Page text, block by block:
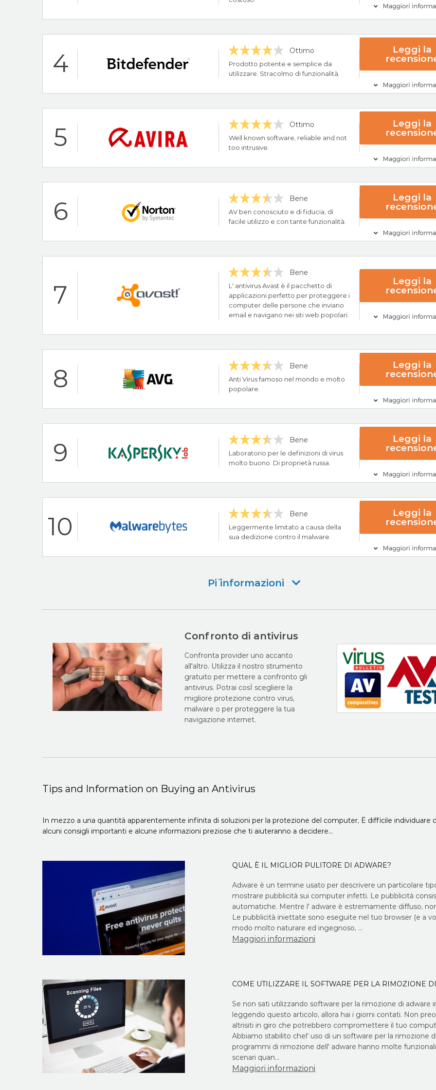
ScanGuard Recensione
Visita ScanGuard
Caratteristiche principali
Assistenza clienti 24/7
100% Antivirus Gratuito
Visita McAfee
4 Ottimo
Prodotto potente e semplice da
utilizzare. Stracolmo di funzionalità.
Leggi la
Caratteristiche principali
Assistenza clienti 24/7
100% Antivirus Gratuito
Visita
5 Ottimo
Well known software, reliable and not
too intrusive.
Leggi la
Caratteristiche principali
30-Day Money Back Guarantee
AV-Test Certified
6 Bene
AV ben conosciuto e di fiducia, di
facile utilizzo e con tante funzionalità.
Leggi la
Caratteristiche principali
Marchio rinomato
Visita Norton
7
Bene
L' antivirus Avast è il pacchetto di
applicazioni perfetto per proteggere i
computer delle persone che inviano
email e navigano nei siti web popolari.
Leggi la
Caratteristiche principali
100% Antivirus Gratuito
Noto fornitore di antivirus
Visita Avast
8 Bene
Anti Virus famoso nel mondo e molto
popolare.
Leggi la
Caratteristiche principali
VB100 Virus Testing Award
AV-Test Certified
Visita AVG
9 Bene
Laboratorio per le definizioni di virus
molto buono. Di proprietà russa.
Leggi la
Caratteristiche principali
Assistenza clienti 24/7
100% Antivirus Gratuito
Visita Kaspersky
10 Bene
Leggermente limitato a causa della
sua dedizione contro il malware.
Leggi la
Caratteristiche principaliPi˘ informazioni
Confronto di antivirus
Confronta provider uno accanto
all'altro. Utilizza il nostro strumento
gratuito per mettere a confronto gli
antivirus. Potrai cosÏ scegliere la
migliore protezione contro virus,
malware o per proteggere la tua
navigazione internet.
Tips and Information on Buying an Antivirus
In mezzo a una quantità apparentemente infinita di soluzioni per la protezione del computer, Ë difficile
alcuni consigli importanti e alcune informazioni preziose che ti aiuteranno a decidere...
QUAL È IL MIGLIOR PULITORE DI ADWARE?
Adware è un termine usato per descrivere un particolare
mostrare pubblicità sui computer infetti. Le pubblicità
automatiche. Mentre l' adware è estremamente diffuso,
Le pubblicità iniettate sono eseguite nel tuo browser (e a
modo molto naturare ed ingegnoso, …
Maggiori informazioni
COME UTILIZZARE IL SOFTWARE PER LA RIMOZIONE
Se non sati utilizzando software per la rimozione di
leggendo questo articolo, allora hai i giorni contati. Non
altrisiti in giro che potrebbero compromettere il tuo
Abbiamo stabilito chel' uso di un software per la rimozione
programmi di rimozione dell' adware hanno molte
scenari quan…
Maggiori informazioni